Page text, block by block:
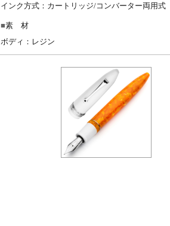
インク方式：カートリッジ/コンバーター両用式
素 材
ボディ：レジン